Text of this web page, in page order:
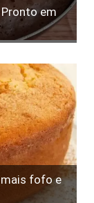
em
mais fofo e